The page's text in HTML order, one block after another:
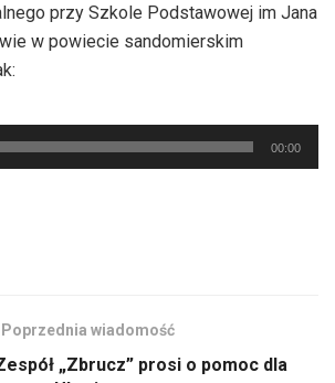
przy Szkole Podstawowej im Jana
w powiecie sandomierskim
00:00
Poprzednia wiadomość
„Zbrucz” prosi o pomoc dla